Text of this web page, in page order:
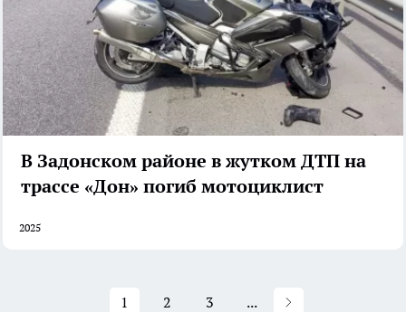
В Задонском районе в жутком ДТП на
трассе «Дон» погиб мотоциклист
2025
1 2 3 ...